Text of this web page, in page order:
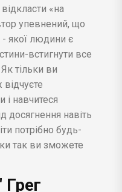
«на
упевнений, що
- якої людини є
встигнути все
тільки ви
і навчитеся
досягнення навіть
потрібно будь-
так ви зможете
Грег